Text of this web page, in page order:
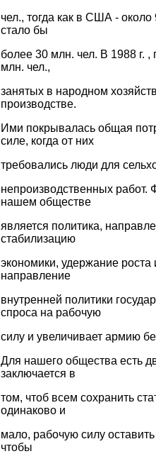
чел., тогда как в США -
стало бы
более 30 млн. чел. В 1988 г. ,
млн. чел.,
занятых в народном
производстве.
Ими покрывалась общая
силе, когда от них
требовались люди для
непроизводственных работ.
нашем обществе
является политика,
стабилизацию
экономики, удержание
направление
внутренней политики
спроса на рабочую
силу и увеличивает армию
Для нашего общества есть
заключается в
том, чтоб всем сохранить
одинаково и
мало, рабочую силу
чтобы